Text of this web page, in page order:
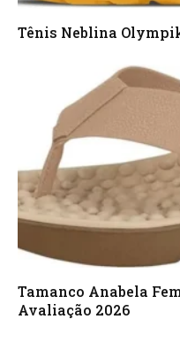
Tênis Neblina
Tamanco Anabela
Avaliação 2026